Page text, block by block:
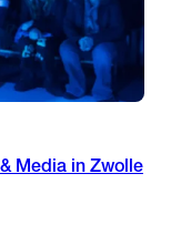
Media in Zwolle